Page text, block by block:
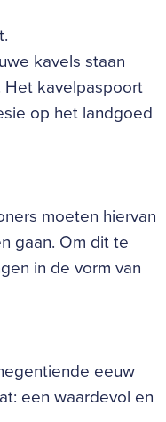
kavels staan
Het kavelpaspoort
op het landgoed
moeten hiervan
gaan. Om dit te
in de vorm van
eeuw
een waardevol en